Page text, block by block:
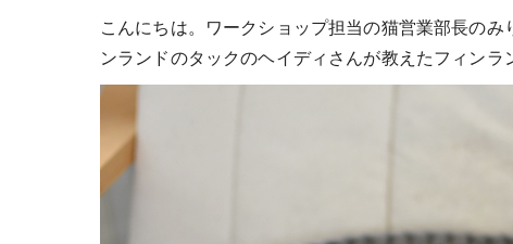
こんにちは。ワークショップ担当の猫営業部長の
ンランドのタックのヘイディさんが教えたフィンラ